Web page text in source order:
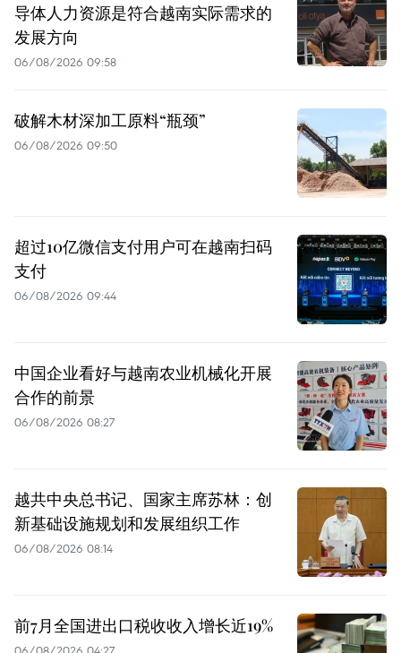
导体人力资源是符合越南实际需求的
发展方向
06/08/2026 09:58
破解木材深加工原料“瓶颈”
06/08/2026 09:50
超过10亿微信支付用户可在越南扫码
支付
06/08/2026 09:44
中国企业看好与越南农业机械化开展
合作的前景
06/08/2026 08:27
越共中央总书记、国家主席苏林：创
新基础设施规划和发展组织工作
06/08/2026 08:14
前7月全国进出口税收收入增长近19%